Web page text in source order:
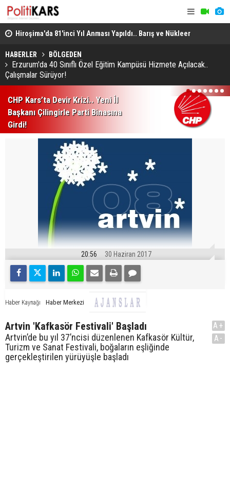
Hiroşima'da 81'inci Yıl Anması Yapıldı.. Barış ve Nükleer
Silahsızlanma Mesajları Verildi!
HABERLER BÖLGEDEN
Erzurum'da 40 Sınıflı Özel Eğitim Kampüsü Hizmete Açılacak..
Çalışmalar Sürüyor!
CHP Kars’ta Devir Krizi.. Yeni İl
Başkanı Çilingirle Parti Binasına
Girdi!
1 2 3 4 5 6 7
20:56 30 Haziran 2017
Haber Kaynağı Haber Merkezi
Artvin 'Kafkasör Festivali' Başladı
Artvin’de bu yıl 37’ncisi düzenlenen Kafkasör Kültür,
Turizm ve Sanat Festivali, boğaların eşliğinde
gerçekleştirilen yürüyüşle başladı
A+
A-